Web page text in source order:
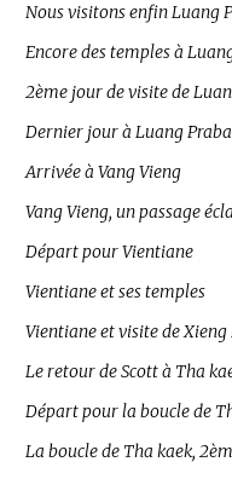
Nous visitons enfin Luang
Encore des temples à
2ème jour de visite de
Dernier jour à Luang
Arrivée à Vang Vieng
Vang Vieng, un passage
Départ pour Vientiane
Vientiane et ses temples
Vientiane et visite de
Le retour de Scott à Tha
Départ pour la boucle de
La boucle de Tha kaek,